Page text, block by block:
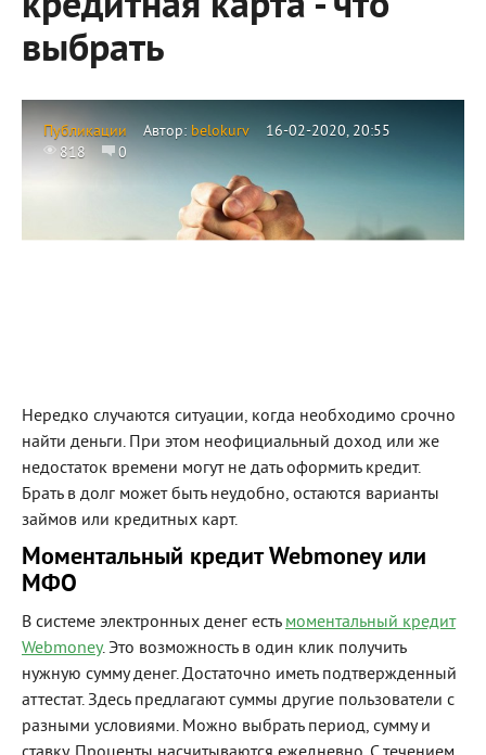
выбрать
Публикации Автор: belokurv
16-02-2020, 20:55
818
0
Нередко случаются ситуации, когда необходимо срочно
найти деньги. При этом неофициальный доход или же
недостаток времени могут не дать оформить кредит.
Брать в долг может быть неудобно, остаются варианты
займов или кредитных карт.
Моментальный кредит Webmoney или
МФО
В системе электронных денег есть моментальный кредит
Webmoney. Это возможность в один клик получить
нужную сумму денег. Достаточно иметь подтвержденный
аттестат. Здесь предлагают суммы другие пользователи с
разными условиями. Можно выбрать период, сумму и